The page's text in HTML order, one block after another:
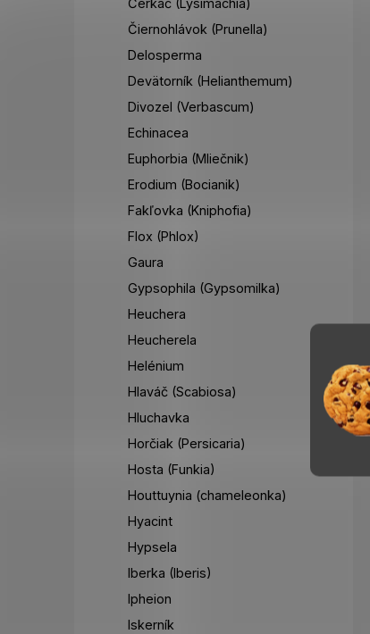
Čerkáč (Lysimachia)
Čiernohlávok (Prunella)
Delosperma
Devätorník (Helianthemum)
Divozel (Verbascum)
Echinacea
Euphorbia (Mliečnik)
Erodium (Bocianik)
Fakľovka (Kniphofia)
Flox (Phlox)
Gaura
Gypsophila (Gypsomilka)
Heuchera
Heucherela
Helénium
Hlaváč (Scabiosa)
Hluchavka
Horčiak (Persicaria)
Hosta (Funkia)
Houttuynia (chameleonka)
Hyacint
Hypsela
Iberka (Iberis)
Ipheion
Iskerník